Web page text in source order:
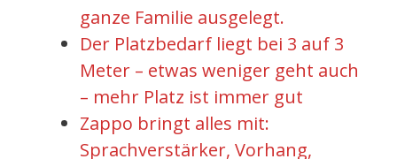
ganze Familie ausgelegt.
Der Platzbedarf liegt bei 3 auf 3
Meter – etwas weniger geht auch
– mehr Platz ist immer gut
Zappo bringt alles mit:
Sprachverstärker, Vorhang,